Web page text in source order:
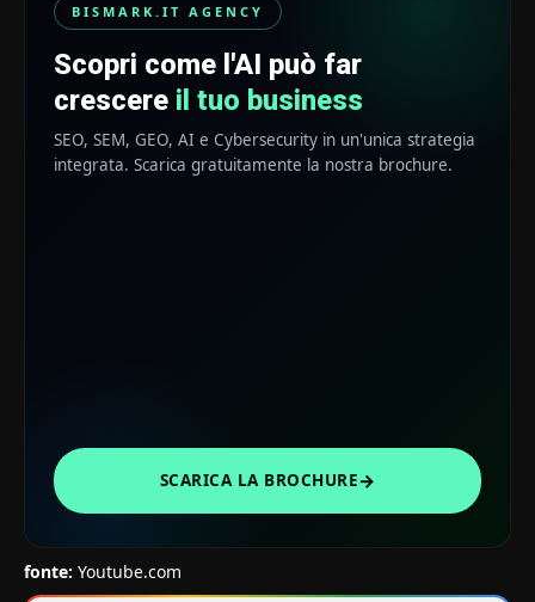
BISMARK.IT AGENCY
Scopri come l'AI può far
crescere il tuo business
SEO, SEM, GEO, AI e Cybersecurity in un'unica strategia
integrata. Scarica gratuitamente la nostra brochure.
SCARICA LA BROCHURE→
fonte: Youtube.com